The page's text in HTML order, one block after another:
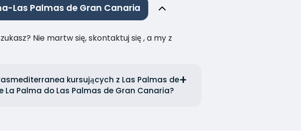
Las Palmas de Gran Canaria
Nie martw się, skontaktuj się , a my z
kursujących z Las Palmas de
Palma do Las Palmas de Gran Canaria?